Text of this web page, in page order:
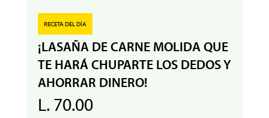
RECETA DEL DÍA
¡LASAÑA DE CARNE MOLIDA QUE
TE HARÁ CHUPARTE LOS DEDOS Y
AHORRAR DINERO!
L. 70.00